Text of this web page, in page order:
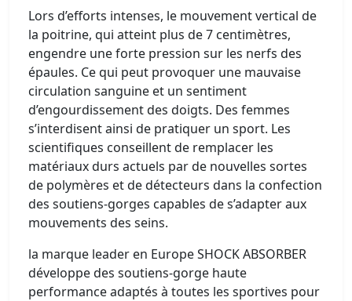
Lors d’efforts intenses, le mouvement vertical de
la poitrine, qui atteint plus de 7 centimètres,
engendre une forte pression sur les nerfs des
épaules. Ce qui peut provoquer une mauvaise
circulation sanguine et un sentiment
d’engourdissement des doigts. Des femmes
s’interdisent ainsi de pratiquer un sport. Les
scientifiques conseillent de remplacer les
matériaux durs actuels par de nouvelles sortes
de polymères et de détecteurs dans la confection
des soutiens-gorges capables de s’adapter aux
mouvements des seins.
la marque leader en Europe SHOCK ABSORBER
développe des soutiens-gorge haute
performance adaptés à toutes les sportives pour